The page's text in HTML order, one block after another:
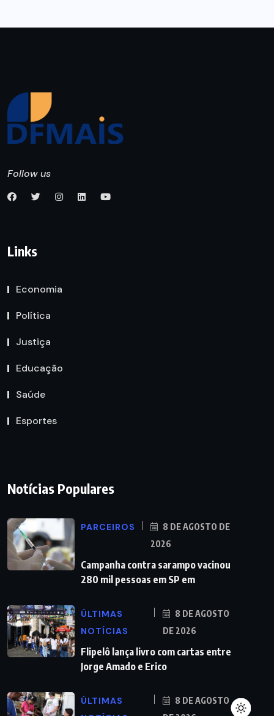
Follow us
Links
Economia
Política
Justiça
Educação
Saúde
Esportes
Notícias Populares
PARCEIROS
8 DE AGOSTO DE
2026
Campanha contra sarampo vacinou
280 mil pessoas em SP em
ÚLTIMAS
NOTÍCIAS
8 DE AGOSTO
DE 2026
Flipelô lança livro com cartas entre
Jorge Amado e Erico
ÚLTIMAS
8 DE AGOSTO